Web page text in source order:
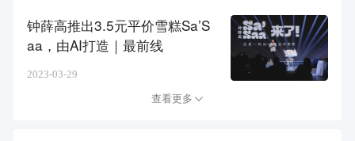
钟薛高推出3.5元平价雪糕Sa’S
aa，由AI打造｜最前线
2023-03-29
查看更多